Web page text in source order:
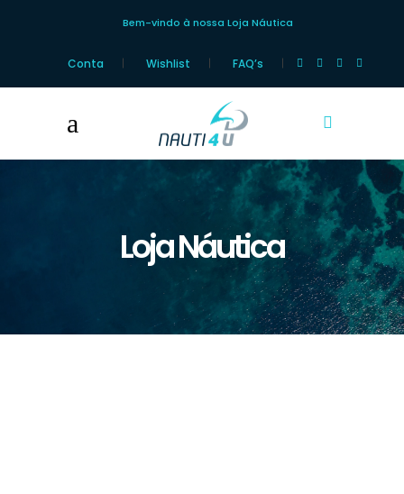
Bem-vindo à nossa Loja Náutica
Conta Wishlist FAQ’s
Loja Náutica